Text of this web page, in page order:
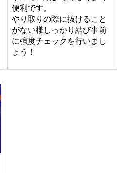
便利です。
やり取りの際に抜けること
がない様しっかり結び事前
に強度チェックを行いまし
ょう！